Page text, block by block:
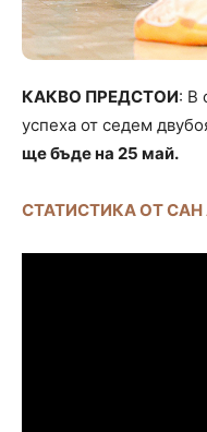
КАКВО ПРЕДСТОИ: В
успеха от седем
ще бъде на 25 май.
СТАТИСТИКА ОТ